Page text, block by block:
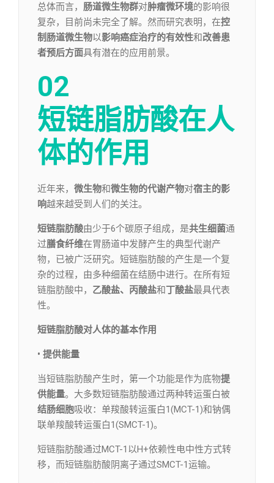
总体而言， 肠道微生物群对肿瘤微环境的影响很
复杂，目前尚未完全了解。然而研究表明，在控
制肠道微生物以影响癌症治疗的有效性和改善患
者预后方面具有潜在的应用前景。
02
短链脂肪酸在人
体的作用
近年来， 微生物和微生物的代谢产物对宿主的影
响越来越受到人们的关注。
短链脂肪酸由少于6个碳原子组成，是共生细菌通
过膳食纤维在胃肠道中发酵产生的典型代谢产
物，已被广泛研究。短链脂肪酸的产生是一个复
杂的过程，由多种细菌在结肠中进行。在所有短
链脂肪酸中， 乙酸盐、丙酸盐和丁酸盐最具代表
性。
短链脂肪酸对人体的基本作用
• 提供能量
当短链脂肪酸产生时，第一个功能是作为底物提
供能量。大多数短链脂肪酸通过两种转运蛋白被
结肠细胞吸收：单羧酸转运蛋白1(MCT-1)和钠偶
联单羧酸转运蛋白1(SMCT-1)。
短链脂肪酸通过MCT-1以H+依赖性电中性方式转
移，而短链脂肪酸阴离子通过SMCT-1运输。